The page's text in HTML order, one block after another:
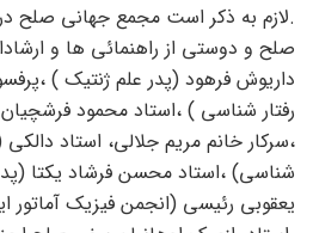
.لازم به ذکر است مجمع جهانی صلح
صلح و دوستی از راهنمائی ها و
داریوش فرهود (پدر علم ژنتیک )
رفتار شناسی ) ،استاد محمود
،سرکار خانم مریم جلالی، استاد
شناسی) ،استاد محسن فرشاد یکتا
یعقوبی رئیسی (انجمن فیزیک آماتور